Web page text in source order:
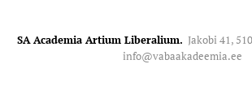
SA Academia Artium Liberalium. Jakobi 41,
info@vabaakadeemia.ee